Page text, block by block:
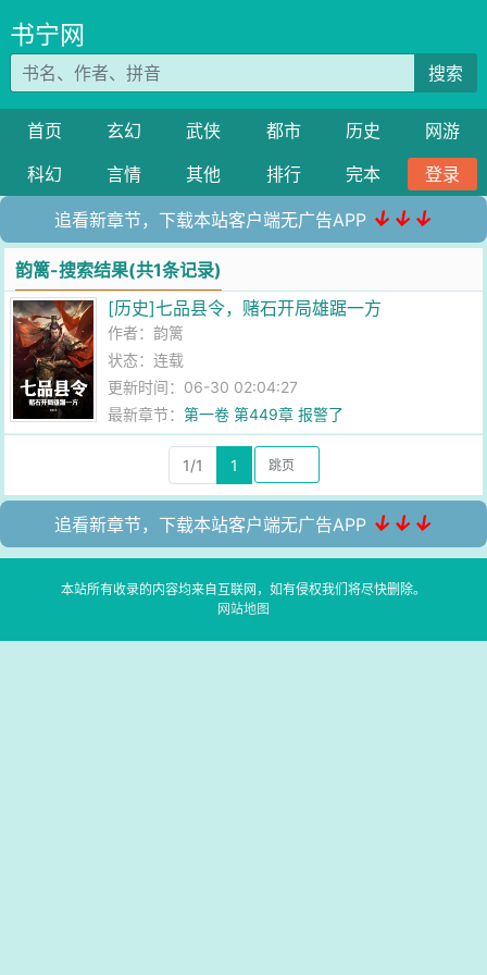
书宁网
搜索
首页 玄幻 武侠 都市 历史
网游
科幻
言情 其他 排行 完本 登录
追看新章节，下载本站客户端无广告APP ↓↓↓
韵篱-搜索结果(共1条记录)
[历史]七品县令，赌石开局雄踞一方
作者：韵篱
状态：连载
更新时间：06-30 02:04:27
最新章节：第一卷 第449章 报警了
1/1 1
追看新章节，下载本站客户端无广告APP ↓↓↓
本站所有收录的内容均来自互联网，如有侵权我们将尽快删除。
网站地图